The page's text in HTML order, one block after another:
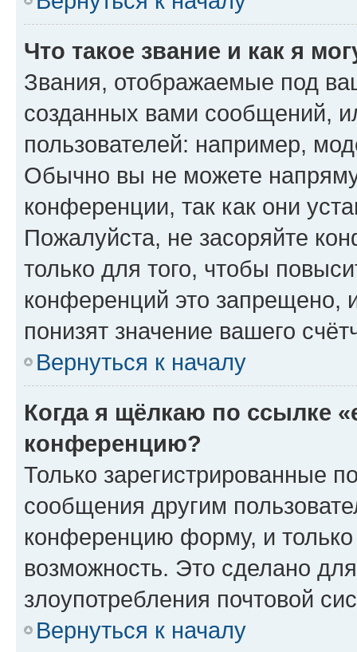
Что такое звание и как я
Звания, отображаемые под
созданных вами сообщений,
пользователей: например,
Обычно вы не можете
конференции, так как они
Пожалуйста, не засоряйте
только для того, чтобы
конференций это запрещено,
понизят значение вашего
Вернуться к началу
Когда я щёлкаю по ссылке
конференцию?
Только зарегистрированные
сообщения другим
конференцию форму, и
возможность. Это сделано
злоупотребления почтовой
Вернуться к началу